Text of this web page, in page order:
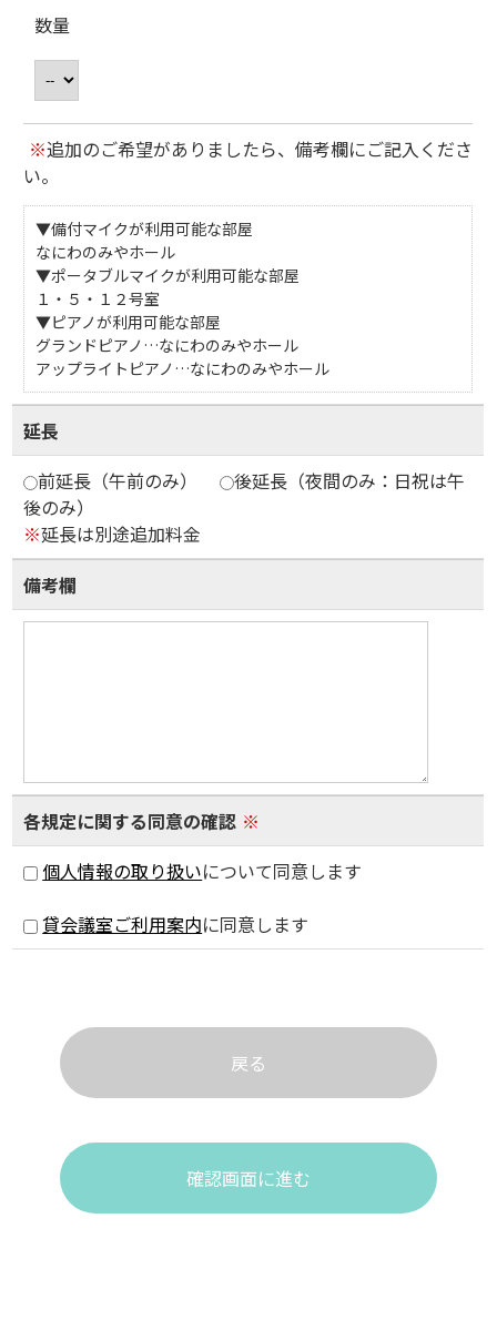
数量
※追加のご希望がありましたら、備考欄にご記入くださ
い。
▼備付マイクが利用可能な部屋
なにわのみやホール
▼ポータブルマイクが利用可能な部屋
１・５・１２号室
▼ピアノが利用可能な部屋
グランドピアノ…なにわのみやホール
アップライトピアノ…なにわのみやホール
延長
前延長（午前のみ）
後延長（夜間のみ：日祝は午
後のみ）
※延長は別途追加料金
備考欄
各規定に関する同意の確認 ※
個人情報の取り扱いについて同意します
貸会議室ご利用案内に同意します
戻る
確認画面に進む